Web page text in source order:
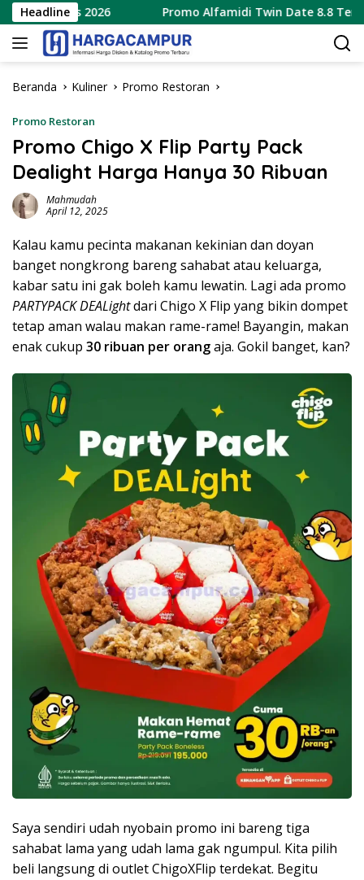
Langsung
ke
konten
Headline
2026 Promo Alfamidi Twin Date 8.8 Terbaru
Beranda Kuliner Promo Restoran
Promo Restoran
Promo Chigo X Flip Party Pack
Dealight Harga Hanya 30 Ribuan
Mahmudah
April 12, 2025
Kalau kamu pecinta makanan kekinian dan doyan
banget nongkrong bareng sahabat atau keluarga,
kabar satu ini gak boleh kamu lewatin. Lagi ada promo
PARTYPACK DEALightdari Chigo X Flip yang bikin dompet
tetap aman walau makan rame-rame! Bayangin, makan
enak cukup 30 ribuan per orangaja. Gokil banget, kan?
Saya sendiri udah nyobain promo ini bareng tiga
sahabat lama yang udah lama gak ngumpul. Kita pilih
beli langsung di outlet ChigoXFlip terdekat. Begitu